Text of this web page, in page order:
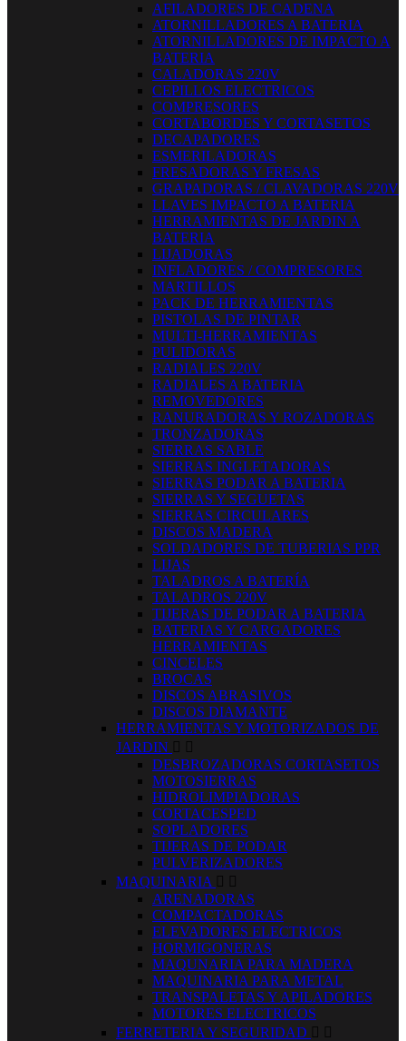
AFILADORES DE CADENA
ATORNILLADORES A BATERIA
ATORNILLADORES DE IMPACTO A
BATERIA
CALADORAS 220V
CEPILLOS ELECTRICOS
COMPRESORES
CORTABORDES Y CORTASETOS
DECAPADORES
ESMERILADORAS
FRESADORAS Y FRESAS
GRAPADORAS / CLAVADORAS 220V
LLAVES IMPACTO A BATERIA
HERRAMIENTAS DE JARDIN A
BATERIA
LIJADORAS
INFLADORES / COMPRESORES
MARTILLOS
PACK DE HERRAMIENTAS
PISTOLAS DE PINTAR
MULTI-HERRAMIENTAS
PULIDORAS
RADIALES 220V
RADIALES A BATERIA
REMOVEDORES
RANURADORAS Y ROZADORAS
TRONZADORAS
SIERRAS SABLE
SIERRAS INGLETADORAS
SIERRAS PODAR A BATERIA
SIERRAS Y SEGUETAS
SIERRAS CIRCULARES
DISCOS MADERA
SOLDADORES DE TUBERIAS PPR
LIJAS
TALADROS A BATERÍA
TALADROS 220V
TIJERAS DE PODAR A BATERIA
BATERIAS Y CARGADORES
HERRAMIENTAS
CINCELES
BROCAS
DISCOS ABRASIVOS
DISCOS DIAMANTE
HERRAMIENTAS Y MOTORIZADOS DE
JARDIN  
DESBROZADORAS CORTASETOS
MOTOSIERRAS
HIDROLIMPIADORAS
CORTACESPED
SOPLADORES
TIJERAS DE PODAR
PULVERIZADORES
MAQUINARIA  
ARENADORAS
COMPACTADORAS
ELEVADORES ELECTRICOS
HORMIGONERAS
MAQUNARIA PARA MADERA
MAQUINARIA PARA METAL
TRANSPALETAS Y APILADORES
MOTORES ELECTRICOS
FERRETERIA Y SEGURIDAD  